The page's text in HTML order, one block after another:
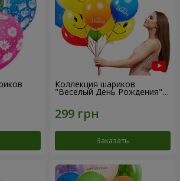
Коллекция шариков
"Веселый День Рождения" -
Заказать